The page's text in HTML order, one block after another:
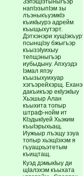
напIэзыпIэм зы
лъэныкъуэмкIэ
къикIыурэ адрейм
къыщыхутэрт.
Дэтхэнэри
псынщIэу бжыгъэр
къызэIуихыу
тепщэныгъэр
иубыдыну. Апхуэдэ
Iэмал япэу
къызыхуихуар
хэгъэрейхэрщ. Еханэ
дакъикъэр екIуэкIыу
Хьэшыр Алан
къыхита топыр
штраф-нойм ит
КIэдыкIуей Хьэким
къыIэрыхьащ.
Иужьыр лъэщу зэуа
топыр хьэщIэхэм я
гъуащхьэтетым
къищтащ.
Куэд дэмыкIыу ди
щIалэхэм къыхата